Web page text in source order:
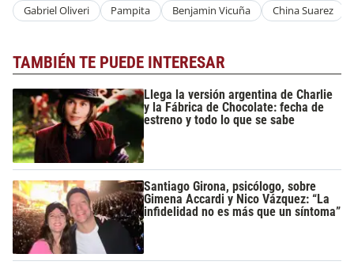
Gabriel Oliveri Pampita Benjamin Vicuña China Suarez
TAMBIÉN TE PUEDE INTERESAR
Llega la versión argentina de Charlie
y la Fábrica de Chocolate: fecha de
estreno y todo lo que se sabe
Santiago Girona, psicólogo, sobre
Gimena Accardi y Nico Vázquez: “La
infidelidad no es más que un síntoma”